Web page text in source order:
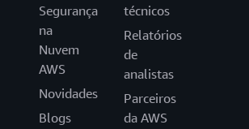
Segurança
na
Nuvem
AWS
Novidades
Blogs
técnicos
Relatórios
de
analistas
Parceiros
da AWS